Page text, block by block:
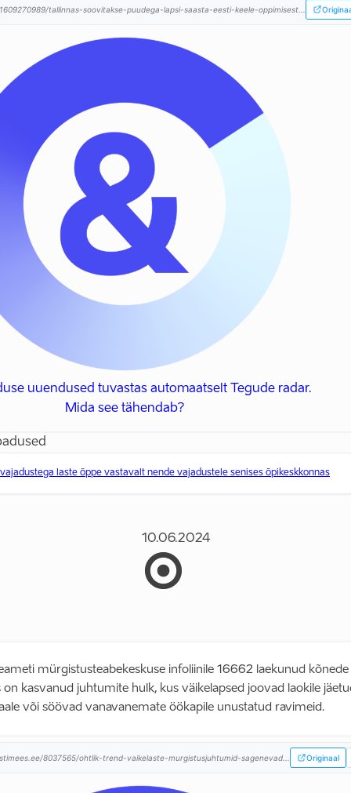
tallinnas-soovitakse-puudega-lapsi-saasta-eesti-keele-oppimisest...
uuendused tuvastas automaatselt Tegude radar.
Mida see tähendab?
laste õppe vastavalt nende vajadustele senises õpikeskkonnas
10.06.2024
mürgistusteabekeskuse infoliinile 16662 laekunud kõnede
on kasvanud juhtumite hulk, kus väikelapsed joovad laokile
või söövad vanavanemate öökapile unustatud ravimeid.
8037565/ohtlik-trend-vaikelaste-murgistusjuhtumid-sagenevad... Originaal